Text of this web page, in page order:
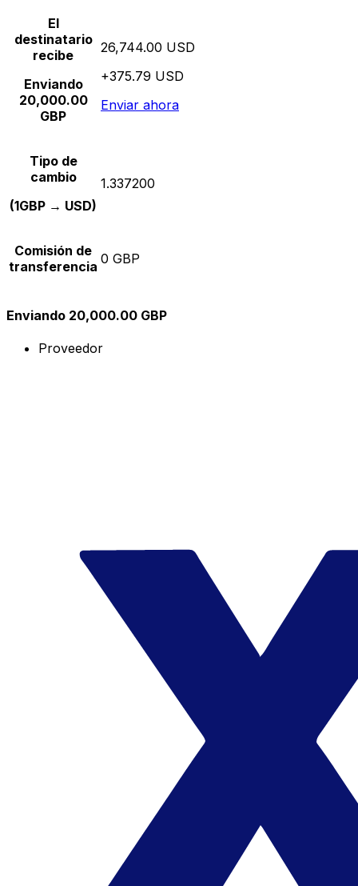
El
destinatario
recibe
Enviando
20,000.00
GBP
26,744.00 USD
+375.79 USD
Enviar ahora
Tipo de
cambio
(1GBP → USD)
1.337200
Comisión de
transferencia 0 GBP
Enviando 20,000.00 GBP
Proveedor